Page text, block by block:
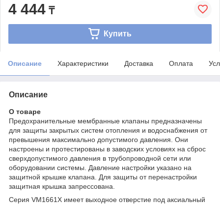
4 444 ₸
Купить
Описание Характеристики Доставка Оплата
Описание
О товаре
Предохранительные мембранные клапаны предназначены
для защиты закрытых систем отопления и водоснабжения от
превышения максимально допустимого давления. Они
настроены и протестированы в заводских условиях на сброс
сверхдопустимого давления в трубопроводной сети или
оборудовании системы. Давление настройки указано на
защитной крышке клапана. Для защиты от перенастройки
защитная крышка запрессована.
Серия VM1661X имеет выходное отверстие под аксиальный